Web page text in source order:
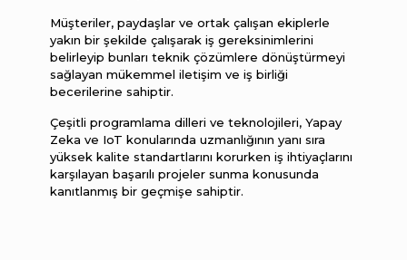
Müşteriler, paydaşlar ve ortak çalışan ekiplerle
yakın bir şekilde çalışarak iş gereksinimlerini
belirleyip bunları teknik çözümlere dönüştürmeyi
sağlayan mükemmel iletişim ve iş birliği
becerilerine sahiptir.
Çeşitli programlama dilleri ve teknolojileri, Yapay
Zeka ve IoT konularında uzmanlığının yanı sıra
yüksek kalite standartlarını korurken iş ihtiyaçlarını
karşılayan başarılı projeler sunma konusunda
kanıtlanmış bir geçmişe sahiptir.